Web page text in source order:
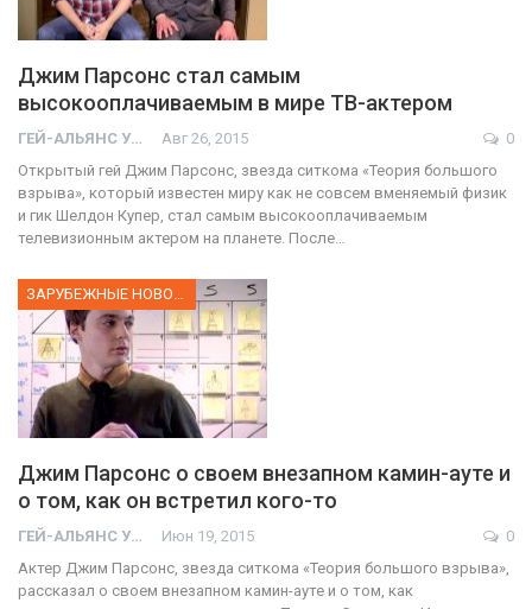
Джим Парсонс стал самым
высокооплачиваемым в мире ТВ-актером
ГЕЙ-АЛЬЯНС УКРАИНА Авг 26, 2015
0
Открытый гей Джим Парсонс, звезда ситкома «Теория большого
взрыва», который известен миру как не совсем вменяемый физик
и гик Шелдон Купер, стал самым высокооплачиваемым
телевизионным актером на планете. После…
Джим Парсонс о своем внезапном камин-ауте и
о том, как он встретил кого-то
ГЕЙ-АЛЬЯНС УКРАИНА Июн 19, 2015
0
Актер Джим Парсонс, звезда ситкома «Теория большого взрыва»,
рассказал о своем внезапном камин-ауте и о том, как